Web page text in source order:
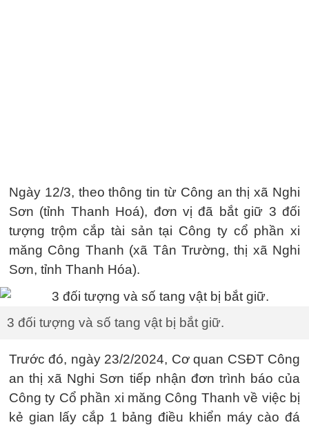
Ngày 12/3, theo thông tin từ Công an thị xã Nghi
Sơn (tỉnh Thanh Hoá), đơn vị đã bắt giữ 3 đối
tượng trộm cắp tài sản tại Công ty cổ phần xi
măng Công Thanh (xã Tân Trường, thị xã Nghi
Sơn, tỉnh Thanh Hóa).
3 đối tượng và số tang vật bị bắt giữ.
Trước đó, ngày 23/2/2024, Cơ quan CSĐT Công
an thị xã Nghi Sơn tiếp nhận đơn trình báo của
Công ty Cổ phần xi măng Công Thanh về việc bị
kẻ gian lấy cắp 1 bảng điều khiển máy cào đá